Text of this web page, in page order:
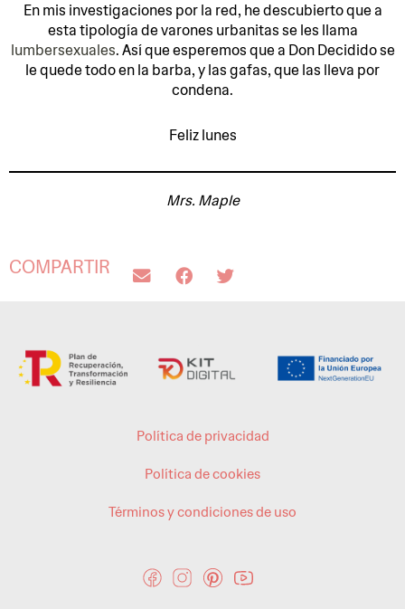
En mis investigaciones por la red, he descubierto que a
esta tipología de varones urbanitas se les llama
lumbersexuales. Así que esperemos que a Don Decidido se
le quede todo en la barba, y las gafas, que las lleva por
condena.
Feliz lunes
Mrs. Maple
COMPARTIR
Política de privacidad
Política de cookies
Términos y condiciones de uso